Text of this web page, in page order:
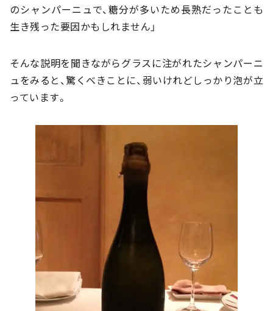
のシャンパーニュで、糖分が多いため長熟だったことも
生き残った要因かもしれません」
そんな説明を聞きながらグラスに注がれたシャンパーニ
ュをみると、驚くべきことに、弱いけれどしっかり泡が立
っています。